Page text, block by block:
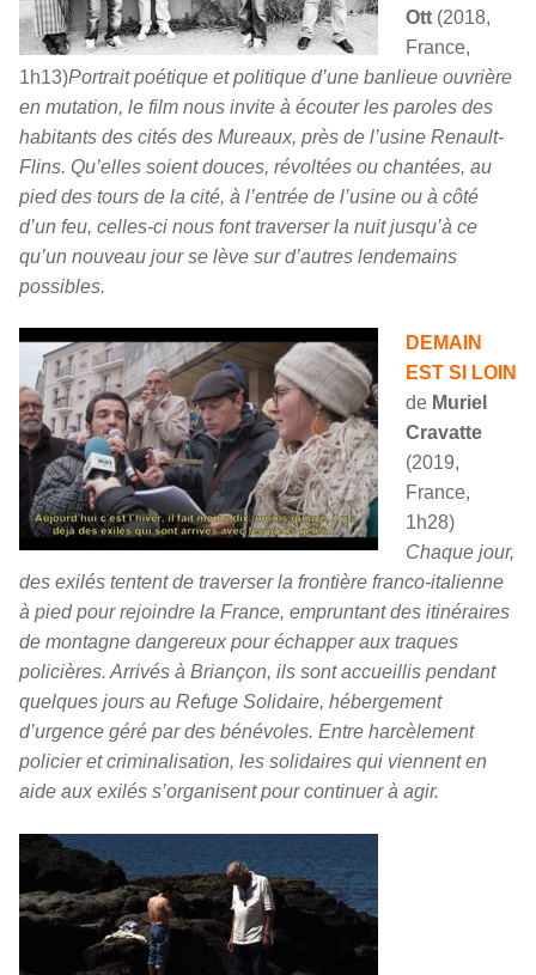
Ott(2018,
France,
1h13)Portrait poétique et politique d’une banlieue ouvrière
en mutation, le film nous invite à écouter les paroles des
habitants des cités des Mureaux, près de l’usine Renault-
Flins. Qu’elles soient douces, révoltées ou chantées, au
pied des tours de la cité, à l’entrée de l’usine ou à côté
d’un feu, celles-ci nous font traverser la nuit jusqu’à ce
qu’un nouveau jour se lève sur d’autres lendemains
possibles.
DEMAIN
EST SI LOIN
de Muriel
Cravatte
(2019,
France,
1h28)
Chaque jour,
des exilés tentent de traverser la frontière franco-italienne
à pied pour rejoindre la France, empruntant des itinéraires
de montagne dangereux pour échapper aux traques
policières. Arrivés à Briançon, ils sont accueillis pendant
quelques jours au Refuge Solidaire, hébergement
d’urgence géré par des bénévoles. Entre harcèlement
policier et criminalisation, les solidaires qui viennent en
aide aux exilés s’organisent pour continuer à agir.